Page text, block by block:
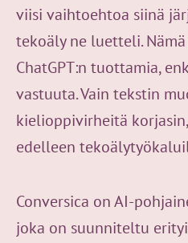
viisi vaihtoehtoa siinä
tekoäly ne luetteli.
ChatGPT:n tuottamia,
vastuuta. Vain tekstin
kielioppivirheitä
edelleen
Conversica on AI-
joka on suunniteltu